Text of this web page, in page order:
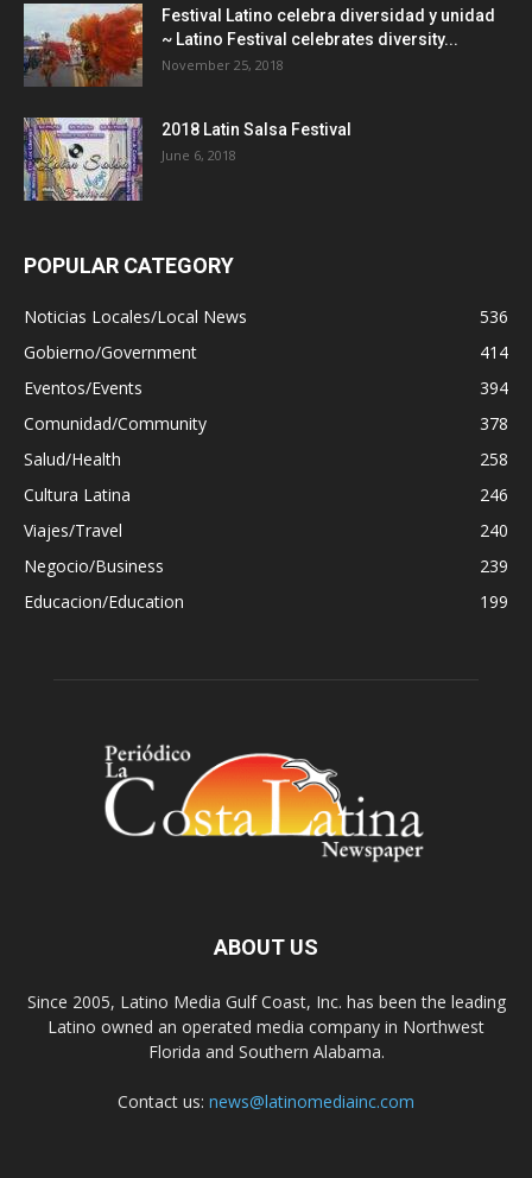
Festival Latino celebra diversidad y unidad
~ Latino Festival celebrates diversity...
November 25, 2018
2018 Latin Salsa Festival
June 6, 2018
POPULAR CATEGORY
Noticias Locales/Local News
536
Gobierno/Government
414
Eventos/Events
394
Comunidad/Community
378
Salud/Health
258
Cultura Latina
246
Viajes/Travel
240
Negocio/Business
239
Educacion/Education
199
ABOUT US
Since 2005, Latino Media Gulf Coast, Inc. has been the leading
Latino owned an operated media company in Northwest
Florida and Southern Alabama.
Contact us: news@latinomediainc.com